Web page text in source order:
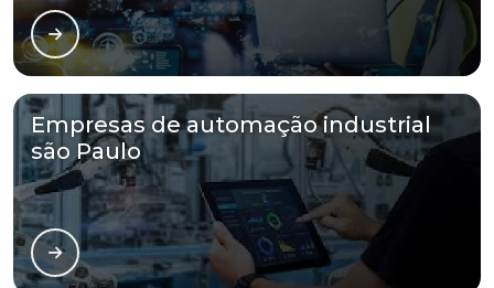
Empresas de automação industrial
são Paulo